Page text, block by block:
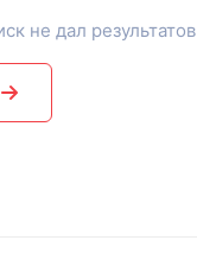
не дал результатов